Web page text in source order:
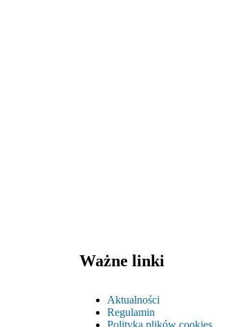
Ważne linki
Aktualności
Regulamin